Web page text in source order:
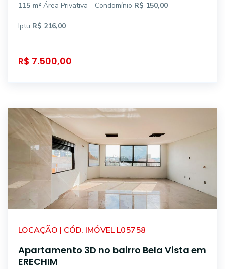
115 m² Área Privativa Condomínio R$ 150,00
Iptu R$ 216,00
R$ 7.500,00
LOCAÇÃO | CÓD. IMÓVEL L05758
Apartamento 3D no bairro Bela Vista em
ERECHIM